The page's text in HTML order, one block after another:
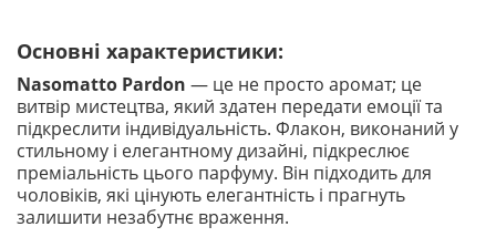
Основні характеристики:
Nasomatto Pardon — це не просто аромат; це
витвір мистецтва, який здатен передати емоції та
підкреслити індивідуальність. Флакон, виконаний у
стильному і елегантному дизайні, підкреслює
преміальність цього парфуму. Він підходить для
чоловіків, які цінують елегантність і прагнуть
залишити незабутнє враження.